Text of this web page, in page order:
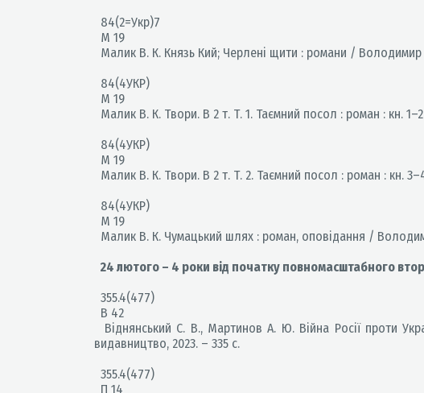
84(2=Укр)7
М 19
Малик В. К. Князь Кий; Черлені щити : романи / Володимир
84(4УКР)
М 19
Малик В. К. Твори. В 2 т. Т. 1. Таємний посол : роман : кн.
84(4УКР)
М 19
Малик В. К. Твори. В 2 т. Т. 2. Таємний посол : роман : кн.
84(4УКР)
М 19
Малик В. К. Чумацький шлях : роман, оповідання /
24 лютого – 4 роки від початку повномасштабного
355.4(477)
В 42
Віднянський С. В., Мартинов А. Ю. Війна Росії проти
видавництво, 2023. – 335 с.
355.4(477)
П 14